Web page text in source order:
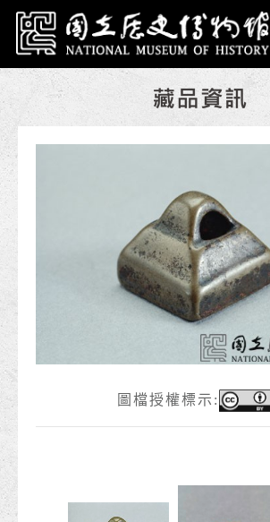
跳到主要內容
國立歷史博物館
網頁導覽
圖檔授權標示: